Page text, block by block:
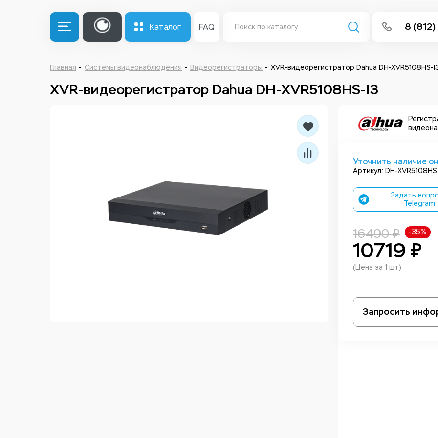
Каталог FAQ 8 (812)
Написать
Главная Системы видеонаблюдения Видеорегистраторы XVR-видеорегистратор Dahua DH-XVR5108HS-
XVR-видеорегистратор Dahua DH-XVR5108HS-I3
Уточнить наличие
Артикул: DH-
Задать
Telegram
16490 ₽ -35%
10719 ₽
(Цена за 1 шт)
Запросить